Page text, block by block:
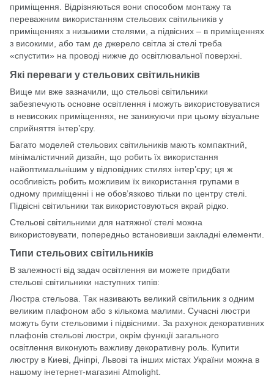
приміщення. Відрізняються вони способом монтажу та
переважним використанням стельових світильників у
приміщеннях з низькими стелями, а підвісних – в приміщеннях
з високими, або там де джерело світла зі стелі треба
«спустити» на проводі нижче до освітлювальної поверхні.
Які переваги у стельових світильників
Вище ми вже зазначили, що стельові світильники
забезпечують основне освітлення і можуть використовуватися
в невисоких приміщеннях, не занижуючи при цьому візуальне
сприйняття інтер’єру.
Багато моделей стельових світильників мають компактний,
мінімалістичний дизайн, що робить їх використання
найоптимальнішим у відповідних стилях інтер’єру; ця ж
особливість робить можливим їх використання групами в
одному приміщенні і не обов’язково тільки по центру стелі.
Підвісні світильники так використовуються вкрай рідко.
Стельові світильними для натяжної стелі можна
використовувати, попередньо встановивши закладні елементи.
Типи стельових світильників
В залежності від задач освітлення ви можете придбати
стельові світильники наступних типів:
Люстра стельова. Так називають великий світильник з одним
великим плафоном або з кількома малими. Сучасні люстри
можуть бути стельовими і підвісними. За рахунок декоративних
плафонів стельові люстри, окрім функції загального
освітлення виконують важливу декоративну роль. Купити
люстру в Киеві, Дніпрі, Львові та інших містах України можна в
нашому інетернет-магазині Atmolight.